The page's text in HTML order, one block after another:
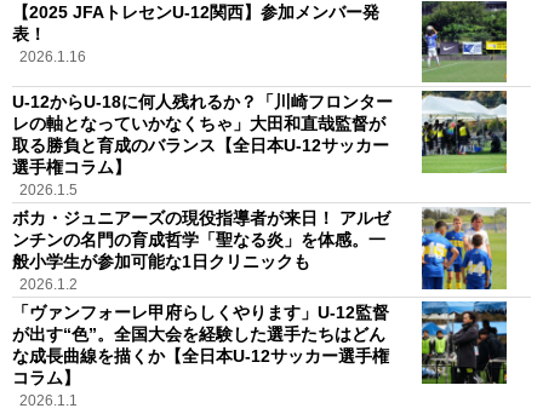
【2025 JFAトレセンU-12関西】参加メンバー発
表！
2026.1.16
U-12からU-18に何人残れるか？「川崎フロンター
レの軸となっていかなくちゃ」大田和直哉監督が
取る勝負と育成のバランス【全日本U-12サッカー
選手権コラム】
2026.1.5
ボカ・ジュニアーズの現役指導者が来日！ アルゼ
ンチンの名門の育成哲学「聖なる炎」を体感。一
般小学生が参加可能な1日クリニックも
2026.1.2
「ヴァンフォーレ甲府らしくやります」U-12監督
が出す“色”。全国大会を経験した選手たちはどん
な成長曲線を描くか【全日本U-12サッカー選手権
コラム】
2026.1.1